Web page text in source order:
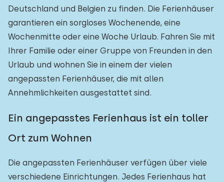
Deutschland und Belgien zu finden. Die Ferienhäuser
garantieren ein sorgloses Wochenende, eine
Wochenmitte oder eine Woche Urlaub. Fahren Sie mit
Ihrer Familie oder einer Gruppe von Freunden in den
Urlaub und wohnen Sie in einem der vielen
angepassten Ferienhäuser, die mit allen
Annehmlichkeiten ausgestattet sind.
Ein angepasstes Ferienhaus ist ein toller
Ort zum Wohnen
Die angepassten Ferienhäuser verfügen über viele
verschiedene Einrichtungen. Jedes Ferienhaus hat